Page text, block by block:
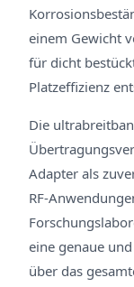
einem Gewicht
für dicht
Platzeffizienz
Die
Adapter als
RF-
eine genaue
über das